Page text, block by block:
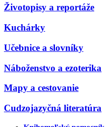
Životopisy a reportáže
Kuchárky
Učebnice a slovníky
Náboženstvo a ezoterika
Mapy a cestovanie
Cudzojazyčná literatúra